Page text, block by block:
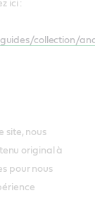
ici :
collection/
site, nous
original à
pour nous